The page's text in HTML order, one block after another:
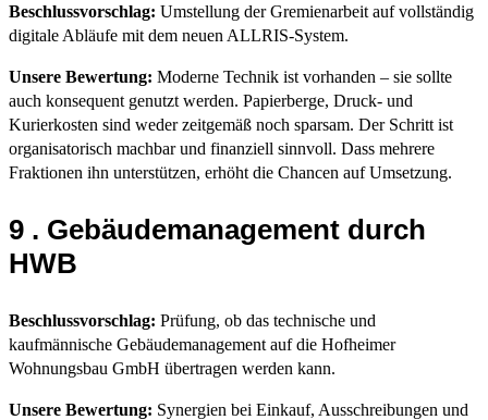
Beschlussvorschlag: Umstellung der Gremienarbeit auf vollständig
digitale Abläufe mit dem neuen ALLRIS-System.
Unsere Bewertung: Moderne Technik ist vorhanden – sie sollte
auch konsequent genutzt werden. Papierberge, Druck- und
Kurierkosten sind weder zeitgemäß noch sparsam. Der Schritt ist
organisatorisch machbar und finanziell sinnvoll. Dass mehrere
Fraktionen ihn unterstützen, erhöht die Chancen auf Umsetzung.
9 . Gebäudemanagement durch
HWB
Beschlussvorschlag: Prüfung, ob das technische und
kaufmännische Gebäudemanagement auf die Hofheimer
Wohnungsbau GmbH übertragen werden kann.
Unsere Bewertung: Synergien bei Einkauf, Ausschreibungen und